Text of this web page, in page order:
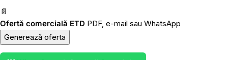
📄
Ofertă comercială ETD PDF, e-mail sau WhatsApp
Generează oferta